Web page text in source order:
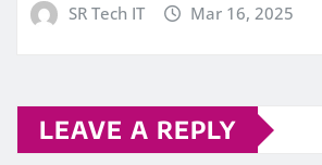
SR Tech IT Mar 16, 2025
LEAVE A REPLY